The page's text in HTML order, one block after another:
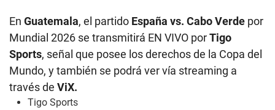
En Guatemala, el partido España vs. Cabo Verde por
Mundial 2026 se transmitirá EN VIVO porTigo
Sports, señal que posee los derechos de la Copa del
Mundo, y también se podrá ver vía streaming a
través de ViX.
Tigo Sports